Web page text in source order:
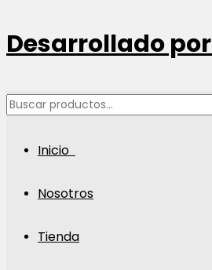
Desarrollado por
Búsqueda
Inicio
Nosotros
Tienda